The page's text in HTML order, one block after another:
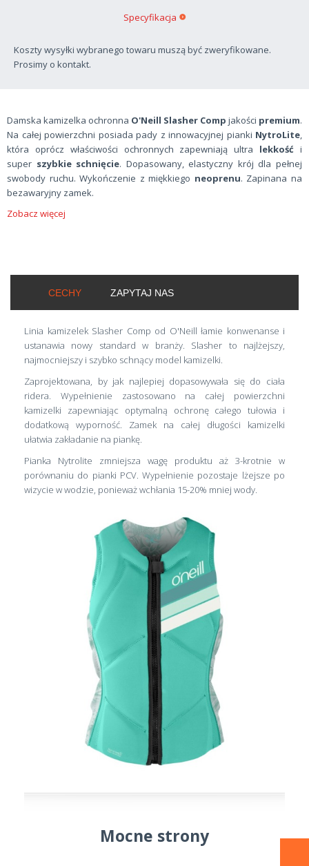
Koszty wysyłki wybranego towaru muszą być zweryfikowane.
Prosimy o kontakt.
Specyfikacja
Damska kamizelka ochronna O'Neill Slasher Comp jakości premium.
Na całej powierzchni posiada pady z innowacyjnej pianki NytroLite,
która oprócz właściwości ochronnych zapewniają ultra lekkośći
super szybkie schnięcie. Dopasowany, elastyczny krój dla pełnej
swobody ruchu. Wykończenie z miękkiego neoprenu. Zapinana na
bezawaryjny zamek.
Zobacz więcej
CECHY ZAPYTAJ NAS
Linia kamizelek Slasher Comp od O'Neill łamie konwenanse i
ustanawia nowy standard w branży. Slasher to najlżejszy,
najmocniejszy i szybko schnący model kamizelki.
Zaprojektowana, by jak najlepiej dopasowywała się do ciała
ridera. Wypełnienie zastosowano na całej powierzchni
kamizelki zapewniając optymalną ochronę całego tułowia i
dodatkową wyporność. Zamek na całej długości kamizelki
ułatwia zakładanie na piankę.
Pianka Nytrolite zmniejsza wagę produktu aż 3-krotnie w
porównaniu do pianki PCV. Wypełnienie pozostaje lżejsze po
wizycie w wodzie, ponieważ wchłania 15-20% mniej wody.
Mocne strony